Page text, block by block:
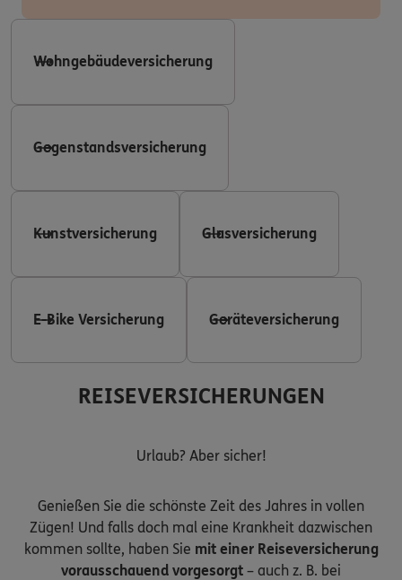
Wohngebäudeversicherung
Gegenstandsversicherung
Kunstversicherung Glasversicherung
E-Bike Versicherung Geräteversicherung
REISEVERSICHERUNGEN
Urlaub? Aber sicher!
Genießen Sie die schönste Zeit des Jahres in vollen
Zügen! Und falls doch mal eine Krankheit dazwischen
kommen sollte, haben Sie mit einer Reiseversicherung
vorausschauend vorgesorgt – auch z. B. bei